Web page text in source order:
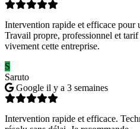
Intervention rapide et efficace pour
Travail propre, professionnel et tarif
vivement cette entreprise.
S
Saruto
Google il y a 3 semaines
Intervention rapide et efficace.